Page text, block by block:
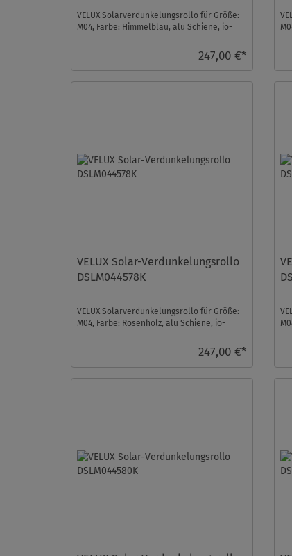
VELUX Solarverdunkelungsrollo für Größe:
M04, Farbe: Himmelblau, alu Schiene, io-
247,00 €*
VELUX Solar-Verdunkelungsrollo
DSLM044578K
VELUX Solarverdunkelungsrollo für Größe:
M04, Farbe: Rosenholz, alu Schiene, io-
247,00 €*